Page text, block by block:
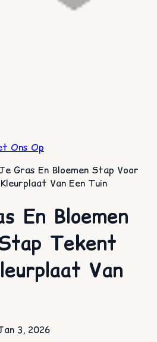
Ons Op
Gras En Bloemen Stap Voor
Van Een Tuin
En Bloemen
Tekent
Van
3, 2026